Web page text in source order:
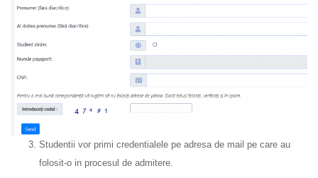
Studentii vor primi credentialele pe adresa de mail pe care au
folosit-o in procesul de admitere.